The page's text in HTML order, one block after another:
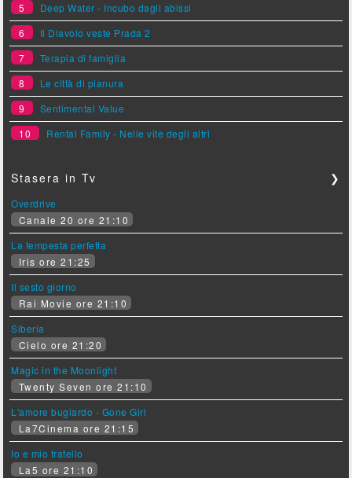
5
Deep Water - Incubo dagli abissi
6
Il Diavolo veste Prada 2
7
Terapia di famiglia
8
Le città di pianura
9
Sentimental Value
10
Rental Family - Nelle vite degli altri
Stasera in Tv ❯
Overdrive
Canale 20 ore 21:10
La tempesta perfetta
Iris ore 21:25
Il sesto giorno
Rai Movie ore 21:10
Siberia
Cielo ore 21:20
Magic in the Moonlight
Twenty Seven ore 21:10
L'amore bugiardo - Gone Girl
La7Cinema ore 21:15
Io e mio fratello
La5 ore 21:10